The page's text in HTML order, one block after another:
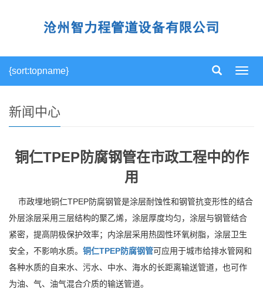
导
{sort:topname}
新闻中心
铜仁TPEP防腐钢管在市政工程中的作
用
市政埋地铜仁TPEP防腐钢管是涂层耐蚀性和钢管抗变形性的结合
外层涂层采用三层结构的聚乙烯，涂层厚度均匀，涂层与钢管结合
紧密，提高阴极保护效率；内涂层采用热固性环氧树脂，涂层卫生
安全，不影响水质。 铜仁TPEP防腐钢管可应用于城市给排水管网和
各种水质的自来水、污水、中水、海水的长距离输送管道，也可作
为油、气、油气混合介质的输送管道。